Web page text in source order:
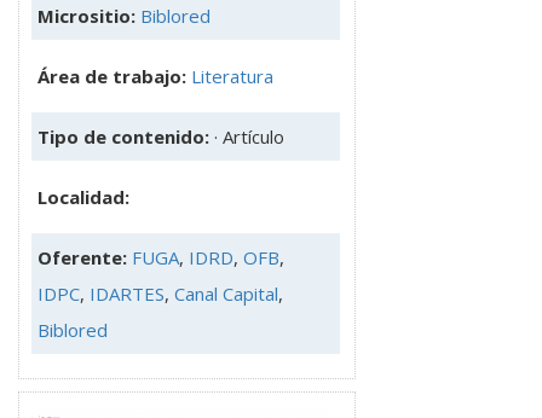
Micrositio: Biblored
Área de trabajo: Literatura
Tipo de contenido: · Artículo
Localidad:
Oferente: FUGA, IDRD, OFB,
IDPC, IDARTES, Canal Capital,
Biblored